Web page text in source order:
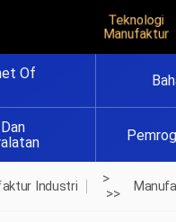
Teknologi
Manufaktur
Of
Industri
>
>>